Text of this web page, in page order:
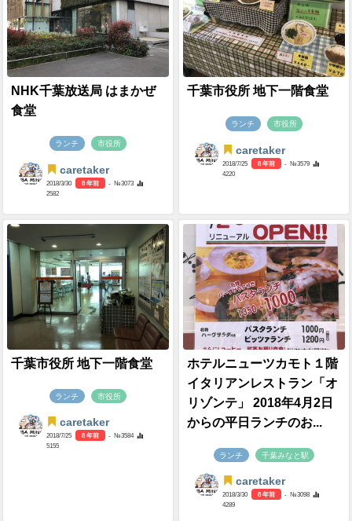
NHK千葉放送局 はまかぜ
食堂
ランチ 市役所
caretaker
2018/3/30 8 年前
- №3073
2582
千葉市役所 地下一階食堂
ランチ 市役所
caretaker
2018/7/25 8 年前
- №3579
4220
千葉市役所 地下一階食堂
ランチ 市役所
caretaker
2018/7/25 8 年前
- №3584
5155
ホテルニューツカモト１階
イタリアンレストラン「オ
リゾンテ」 2018年4月2日
からの平日ランチのお...
ランチ 千葉みなと駅
caretaker
2018/3/30 8 年前
- №3098
4289